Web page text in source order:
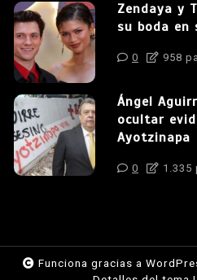
Zendaya y
su boda en
0 958
Ángel
ocultar
Ayotzinapa
0 1.335
Funciona gracias a